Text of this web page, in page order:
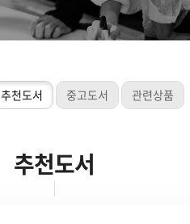
추천도서 중고도서 관련상품
추천도서